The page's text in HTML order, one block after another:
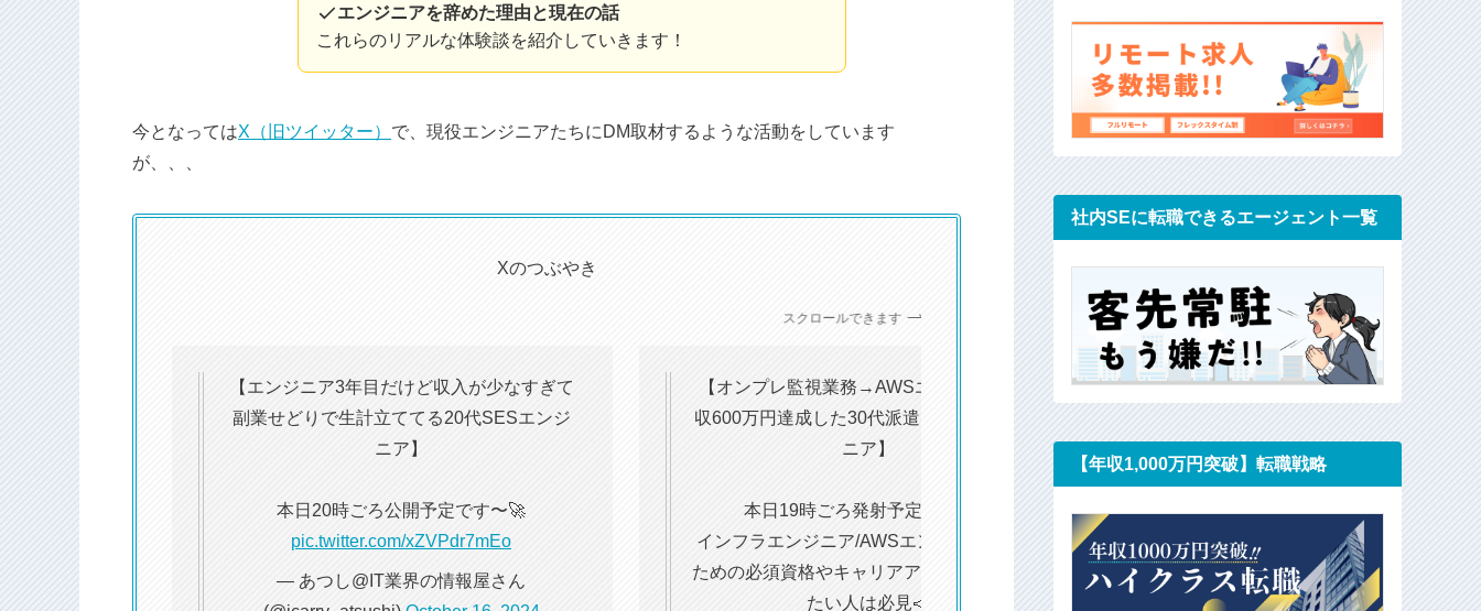
エンジニアを辞めた理由と現在の話
これらのリアルな体験談を紹介していきます！
今となってはX（旧ツイッター） で、現役エンジニアたちにDM取材するような活動をしています
が、、、
Xのつぶやき
スクロールできます
【エンジニア3年目だけど収入が少なすぎて
副業せどりで生計立ててる20代SESエンジ
ニア】
本日20時ごろ公開予定です〜🚀
pic.twitter.com/xZVPdr7mEo
— あつし@IT業界の情報屋さん
(@icarry_atsushi) October 16, 2024
【オンプレ監視業務→AWSエンジニアで年
収600万円達成した30代派遣インフラエンジ
ニア】
本日19時ごろ発射予定です〜🚀
インフラエンジニア/AWSエンジニアになる
ための必須資格やキャリアアップ戦略が知り
たい人は必見📣
【PRなし・忖度無し】
現役エンジニアに聞いた「使ってよかっ
職エージェント」「正直イマイチ・ゴミ
た転職エージェント」まとめました
※2024.10.20時点
━━━━━━
使わなくておけ
社内SEに転職できるエージェント一覧
【年収1,000万円突破】転職戦略